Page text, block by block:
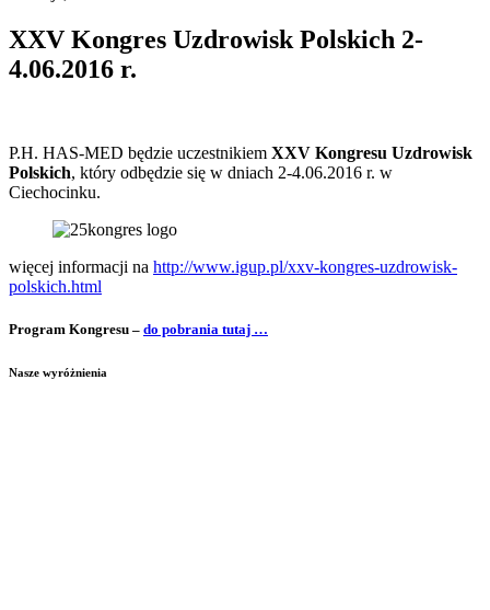
XXV Kongres Uzdrowisk Polskich 2-
4.06.2016 r.
P.H. HAS-MED będzie uczestnikiem XXV Kongresu Uzdrowisk
Polskich, który odbędzie się w dniach 2-4.06.2016 r. w
Ciechocinku.
więcej informacji na http://www.igup.pl/xxv-kongres-uzdrowisk-
polskich.html
Program Kongresu – do pobrania tutaj …
Nasze wyróżnienia